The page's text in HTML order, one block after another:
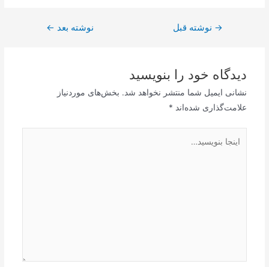
راهبری
→ نوشته قبل نوشته بعد ←
دیدگاه‌ خود را بنویسید
نشانی ایمیل شما منتشر نخواهد شد. بخش‌های موردنیاز
علامت‌گذاری شده‌اند *
بنویسید…